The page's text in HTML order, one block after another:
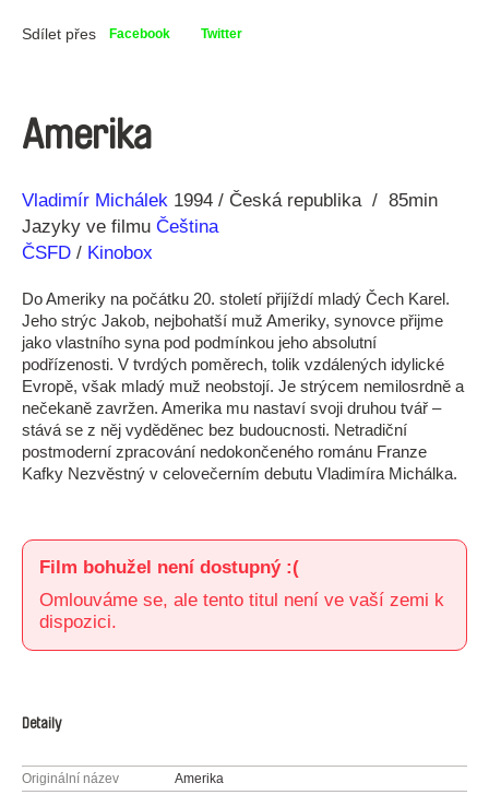
Sdílet přes Facebook Twitter
Amerika
Režie
Vladimír Michálek
Rok 1994 Česká republika
85min
Jazyky ve filmu Čeština
ČSFD / Kinobox
Do Ameriky na počátku 20. století přijíždí mladý Čech Karel.
Jeho strýc Jakob, nejbohatší muž Ameriky, synovce přijme
jako vlastního syna pod podmínkou jeho absolutní
podřízenosti. V tvrdých poměrech, tolik vzdálených idylické
Evropě, však mladý muž neobstojí. Je strýcem nemilosrdně a
nečekaně zavržen. Amerika mu nastaví svoji druhou tvář –
stává se z něj vyděděnec bez budoucnosti. Netradiční
postmoderní zpracování nedokončeného románu Franze
Kafky Nezvěstný v celovečerním debutu Vladimíra Michálka.
Film bohužel není dostupný :(
Omlouváme se, ale tento titul není ve vaší zemi k
dispozici.
Detaily
Originální název
Amerika